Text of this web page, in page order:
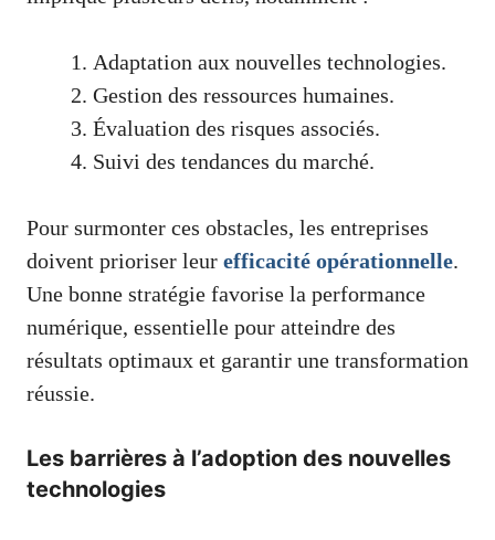
Adaptation aux nouvelles technologies.
Gestion des ressources humaines.
Évaluation des risques associés.
Suivi des tendances du marché.
Pour surmonter ces obstacles, les entreprises
doivent prioriser leur efficacité opérationnelle.
Une bonne stratégie favorise la performance
numérique, essentielle pour atteindre des
résultats optimaux et garantir une transformation
réussie.
Les barrières à l’adoption des nouvelles
technologies